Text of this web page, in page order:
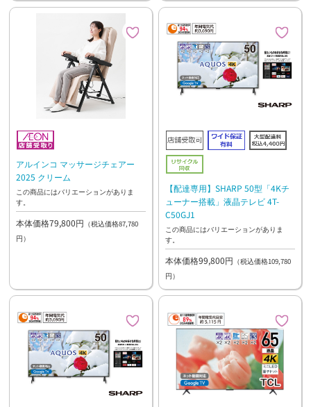
アルインコ マッサージチェアー
2025 クリーム
この商品にはバリエーションがありま
す。
本体価格79,800円 （税込価格87,780
円）
【配達専用】SHARP 50型「4Kチ
ューナー搭載」液晶テレビ 4T-
C50GJ1
この商品にはバリエーションがありま
す。
本体価格99,800円 （税込価格109,780
円）